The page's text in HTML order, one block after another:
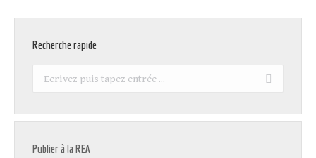
Recherche rapide
Recherche
Publier à la REA